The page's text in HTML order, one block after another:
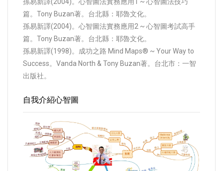
篇。Tony Buzan著。台北縣：耶魯文化。
孫易新譯(2004)。心智圖法實務應用2 ~ 心智圖考試高手
篇。Tony Buzan著。台北縣：耶魯文化。
孫易新譯(1998)。成功之路 Mind Maps® ~ Your Way to
Success。Vanda North & Tony Buzan著。台北市：一智
出版社。
自我介紹心智圖